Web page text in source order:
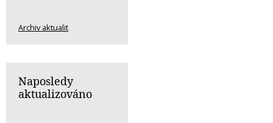
Archiv aktualit
Naposledy
aktualizováno